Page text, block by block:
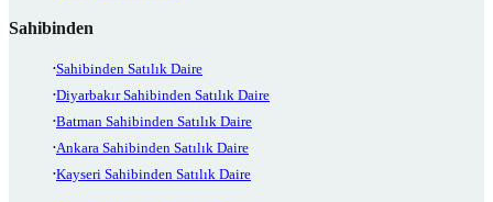
Sahibinden
Sahibinden Satılık Daire
Diyarbakır Sahibinden Satılık Daire
Batman Sahibinden Satılık Daire
Ankara Sahibinden Satılık Daire
Kayseri Sahibinden Satılık Daire